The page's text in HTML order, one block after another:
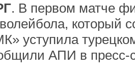
. В первом матче
который
уступила
АПИ в пресс-